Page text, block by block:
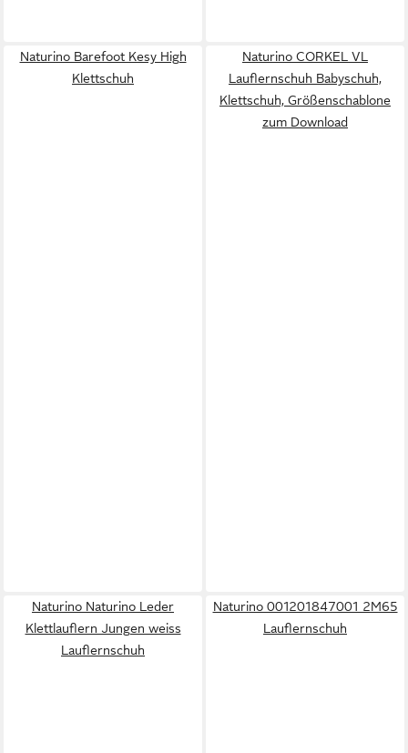
Naturino Barefoot Kesy High
Klettschuh
Naturino CORKEL VL
Lauflernschuh Babyschuh,
Klettschuh, Größenschablone
zum Download
Naturino Naturino Leder
Klettlauflern Jungen weiss
Lauflernschuh
Naturino 001201847001 2M65
Lauflernschuh